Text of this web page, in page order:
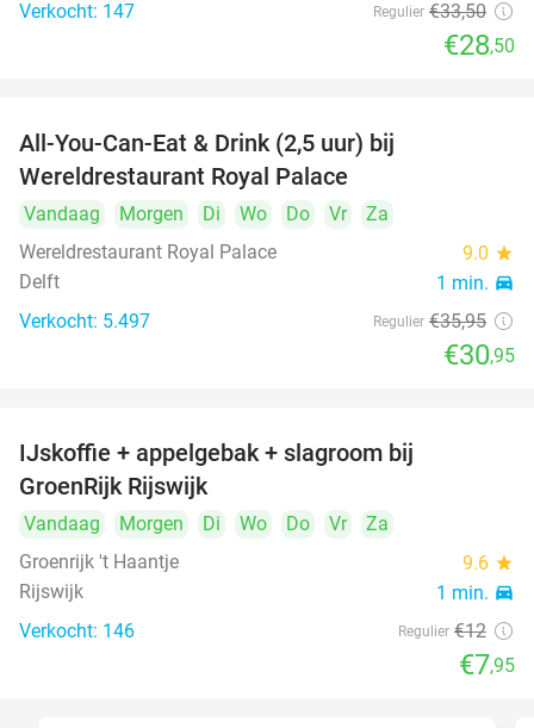
Verkocht: 147 Regulier €33,50
€28,50
All-You-Can-Eat & Drink (2,5 uur) bij
Wereldrestaurant Royal Palace
Vandaag Morgen Di Wo Do Vr
Za
Wereldrestaurant Royal Palace
9.0 star
Delft 1 min. directions_car
Verkocht: 5.497 Regulier €35,95
€30,95
IJskoffie + appelgebak + slagroom bij
GroenRijk Rijswijk
Vandaag Morgen Di Wo Do Vr
Za
Groenrijk 't Haantje
9.6 star
Rijswijk 1 min. directions_car
Verkocht: 146 Regulier €12
€7,95